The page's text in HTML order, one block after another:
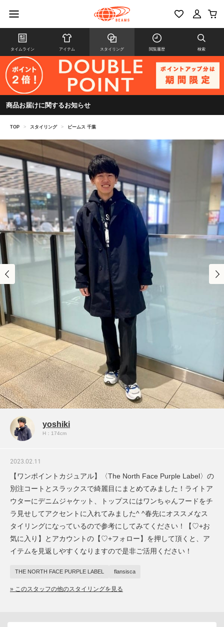
タイムライン アイテム スタイリング 閲覧履歴 検索
商品お届けに関するお知らせ
TOP > スタイリング > ビームス 千葉
yoshiki
H：174cm
2023.02.11
【ワンポイントカジュアル】〈The North Face Purple Label〉の
別注コートとスラックスで綺麗目にまとめてみました！ライトア
ウターにデニムジャケット、トップスにはワンちゃんフードをチ
ラ見せしてアクセントに入れてみました^ ^春先にオススメなス
タイリングになっているので参考にしてみてください！【♡+お
気に入り】とアカウントの【♡+フォロー】を押して頂くと、ア
イテムを見返しやすくなりますので是非ご活用ください！
THE NORTH FACE PURPLE LABEL flansisca
» このスタッフの他のスタイリングを見る